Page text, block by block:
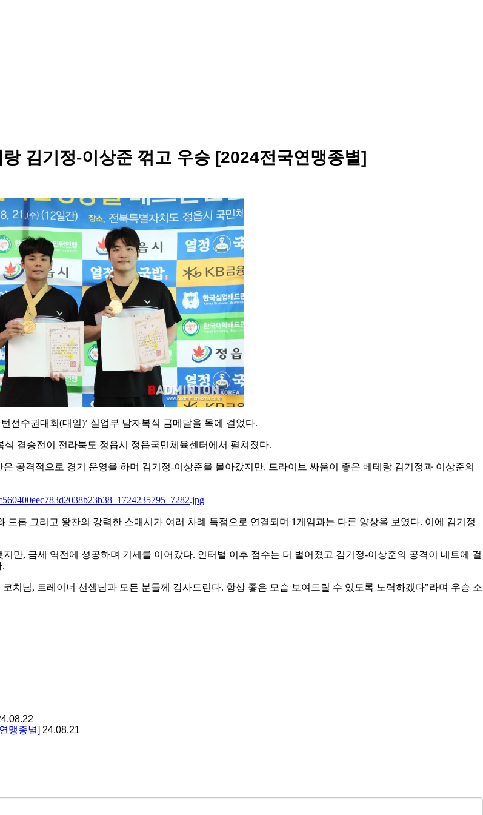
김기정-이상준 꺾고 우승 [2024전국연맹종별]
선수권대회 (대일)’ 실업부 남자복식 금메달을 목에 걸었다.
식 결승전이 전라북도 정읍시 정읍국민체육센터에서 펼쳐졌다.
은 공격적으로 경기 운영을 하며 김기정-이상준을 몰아갔지만, 드라이브 싸움이 좋은 베테랑 김기정과 이상준의
롭 그리고 왕찬의 강력한 스매시가 여러 차례 득점으로 연결되며 1게임과는 다른 양상을 보였다. 이에 김기정
지만, 금세 역전에 성공하며 기세를 이어갔다. 인터벌 이후 점수는 더 벌어졌고 김기정-이상준의 공격이 네트에 걸
.
코치님, 트레이너 선생님과 모든 분들께 감사드린다. 항상 좋은 모습 보여드릴 수 있도록 노력하겠다"라며 우승 소
맹종별] 24.08.21